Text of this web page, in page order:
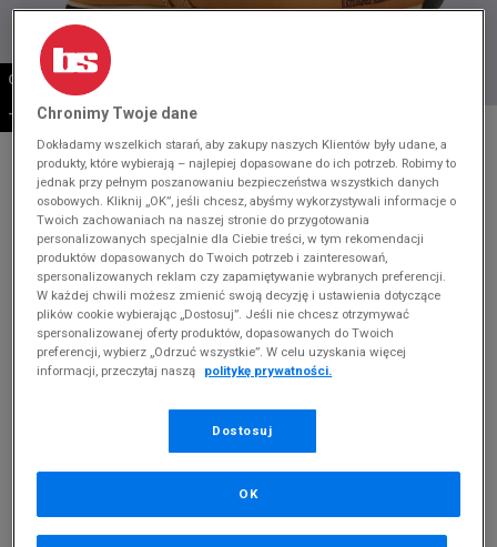
OSTATNIE SZTUKI
-10% ZA MIN. 500 ZŁ KOD: SUM10
* Zdjęcie poglądowe
TIMBERLAND EURO SPRINT HIKER
Produkt pochodzi z końcówek aktualnych kolekcji, ubiegłych
sezonów lub z ekspozycji.Szczegóły.
729,99 zł cena rekomendowana przez producenta
429,99 zł
Kolor:żółty
Chronimy Twoje dane
Dokładamy wszelkich starań, aby zakupy naszych Klientów były udane, a
produkty, które wybierają – najlepiej dopasowane do ich potrzeb. Robimy to
jednak przy pełnym poszanowaniu bezpieczeństwa wszystkich danych
osobowych. Kliknij „OK”, jeśli chcesz, abyśmy wykorzystywali informacje o
Twoich zachowaniach na naszej stronie do przygotowania
personalizowanych specjalnie dla Ciebie treści, w tym rekomendacji
produktów dopasowanych do Twoich potrzeb i zainteresowań,
spersonalizowanych reklam czy zapamiętywanie wybranych preferencji.
W każdej chwili możesz zmienić swoją decyzję i ustawienia dotyczące
plików cookie wybierając „Dostosuj”. Jeśli nie chcesz otrzymywać
spersonalizowanej oferty produktów, dopasowanych do Twoich
preferencji, wybierz „Odrzuć wszystkie”. W celu uzyskania więcej
informacji, przeczytaj naszą
politykę prywatności.
Dostosuj
OK